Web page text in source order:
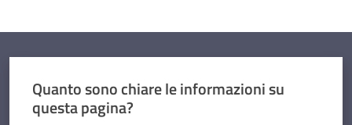
Quanto sono chiare le informazioni su
questa pagina?